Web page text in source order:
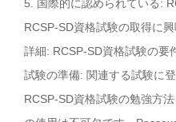
5. 国際的に認められている:
RCSP-SD資格試験の取得に
詳細: RCSP-SD資格試験の要
試験の準備: 関連する試験に
RCSP-SD資格試験の勉強方